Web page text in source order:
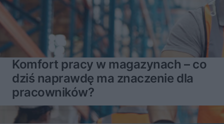
Komfort pracy w magazynach – co
dziś naprawdę ma znaczenie dla
pracowników?